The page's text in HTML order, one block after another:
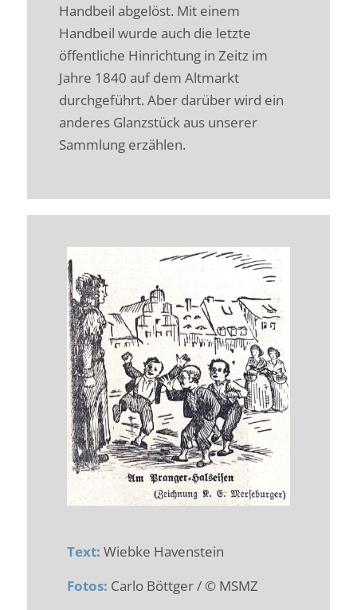
Handbeil abgelöst. Mit einem
Handbeil wurde auch die letzte
öffentliche Hinrichtung in Zeitz im
Jahre 1840 auf dem Altmarkt
durchgeführt. Aber darüber wird ein
anderes Glanzstück aus unserer
Sammlung erzählen.
Text: Wiebke Havenstein
Fotos: Carlo Böttger / © MSMZ